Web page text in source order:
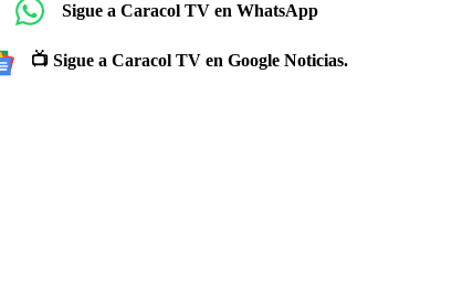
Sigue a Caracol TV en WhatsApp
📺 Sigue a Caracol TV en Google Noticias.